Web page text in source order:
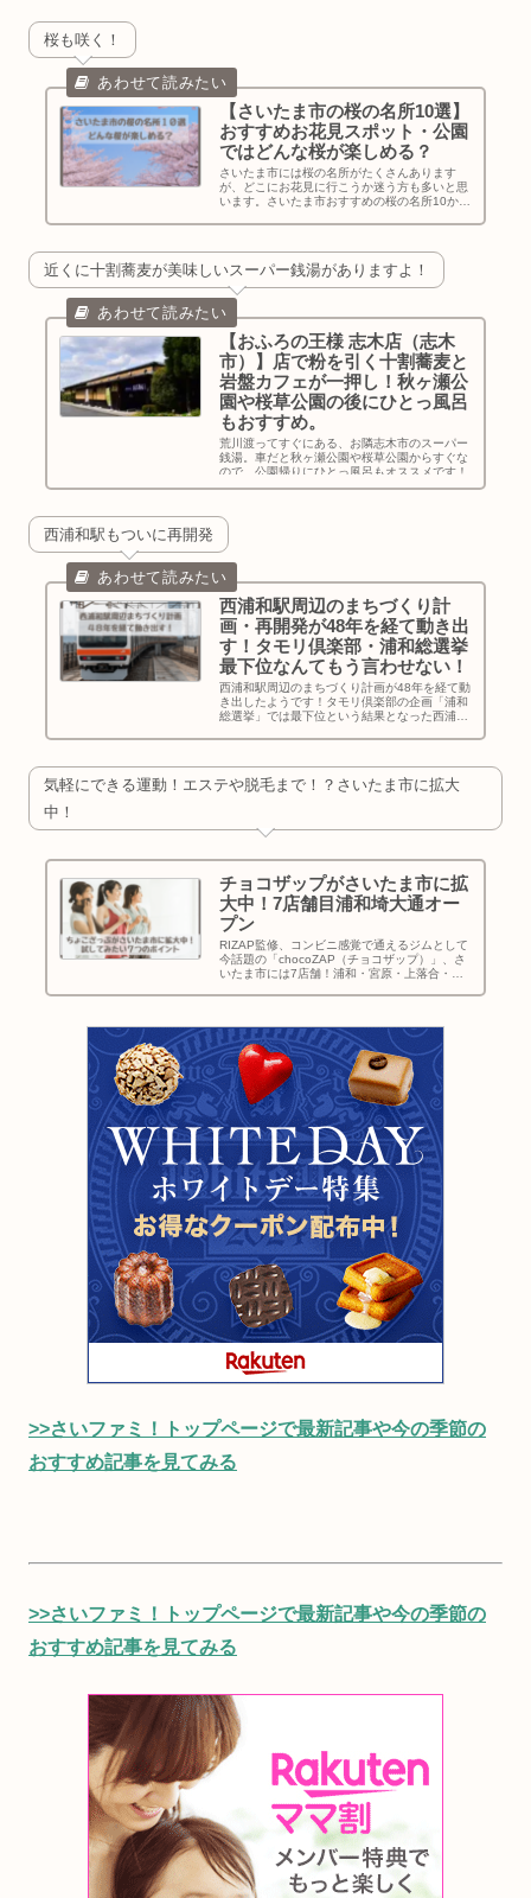
桜も咲く！
【さいたま市の桜の名所10選】
おすすめお花見スポット・公園
ではどんな桜が楽しめる？
さいたま市には桜の名所がたくさんあります
が、どこにお花見に行こうか迷う方も多いと思
います。さいたま市おすすめの桜の名所10か所
おすすめ情報をお伝えします！
近くに十割蕎麦が美味しいスーパー銭湯がありますよ！
【おふろの王様 志木店（志木
市）】店で粉を引く十割蕎麦と
岩盤カフェが一押し！秋ヶ瀬公
園や桜草公園の後にひとっ風呂
もおすすめ。
荒川渡ってすぐにある、お隣志木市のスーパー
銭湯。車だと秋ヶ瀬公園や桜草公園からすぐな
ので、公園帰りにひとっ風呂もオススメです！
西浦和駅もついに再開発
西浦和駅周辺のまちづくり計
画・再開発が48年を経て動き出
す！タモリ倶楽部・浦和総選挙
最下位なんてもう言わせない！
西浦和駅周辺のまちづくり計画が48年を経て動
き出したようです！タモリ倶楽部の企画「浦和
総選挙」では最下位という結果となった西浦和
代がついにやってきます（20年後に乞うご期
気軽にできる運動！エステや脱毛まで！？さいたま市に拡大
中！
チョコザップがさいたま市に拡
大中！7店舗目浦和埼大通オー
プン
RIZAP監修、コンビニ感覚で通えるジムとして
今話題の「chocoZAP（チョコザップ）」、さ
いたま市には7店舗！浦和・宮原・上落合・与
>>さいファミ！トップページで最新記事や今の季節の
おすすめ記事を見てみる
>>さいファミ！トップページで最新記事や今の季節の
おすすめ記事を見てみる